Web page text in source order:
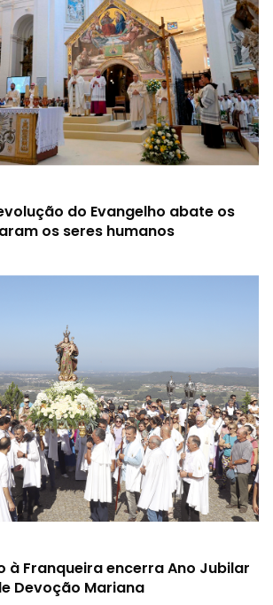
do Evangelho abate os
os seres humanos
à Franqueira encerra Ano Jubilar
Devoção Mariana